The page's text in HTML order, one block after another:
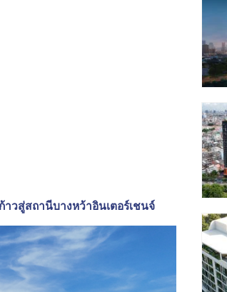
วสู่สถานีบางหว้าอินเตอร์เชนจ์